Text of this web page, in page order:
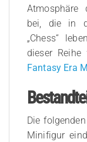
Atmosphäre
bei, die in
„Chess“
dieser
Fantasy Era
Die
Minifigur